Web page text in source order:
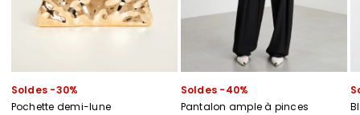
Soldes -30%
Pochette demi-lune
Soldes -40%
Pantalon ample à pinces